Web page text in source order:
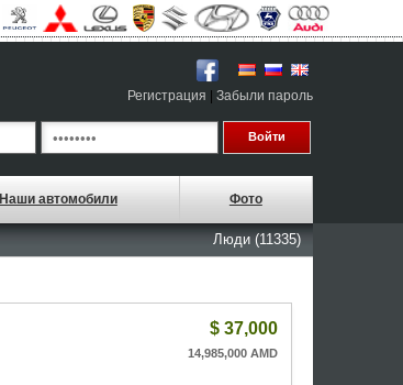
Регистрация Забыли пароль
Наши автомобили Фото
Люди (11335)
$ 37,000
14,985,000 AMD